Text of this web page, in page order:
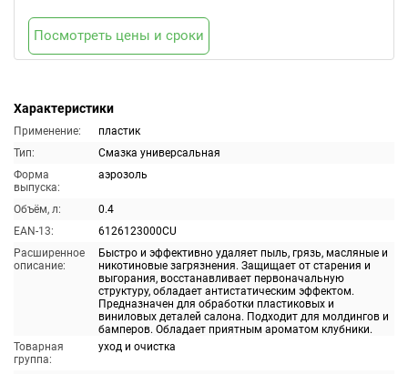
Характеристики
Применение:
пластик
Тип:
Смазка универсальная
Форма
выпуска:
аэрозоль
Объём, л:
0.4
EAN-13:
6126123000CU
Расширенное
описание:
Быстро и эффективно удаляет пыль, грязь, масляные и
никотиновые загрязнения. Защищает от старения и
выгорания, восстанавливает первоначальную
структуру, обладает антистатическим эффектом.
Предназначен для обработки пластиковых и
виниловых деталей салона. Подходит для молдингов и
бамперов. Обладает приятным ароматом клубники.
Товарная
группа:
уход и очистка
Посмотреть цены и сроки